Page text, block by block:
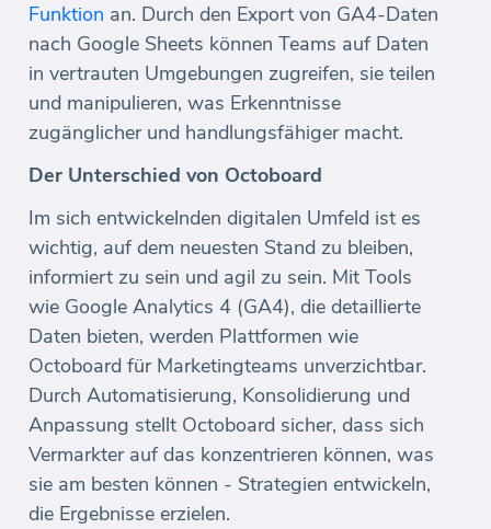
Funktion an. Durch den Export von GA4-Daten
nach Google Sheets können Teams auf Daten
in vertrauten Umgebungen zugreifen, sie teilen
und manipulieren, was Erkenntnisse
zugänglicher und handlungsfähiger macht.
Der Unterschied von Octoboard
Im sich entwickelnden digitalen Umfeld ist es
wichtig, auf dem neuesten Stand zu bleiben,
informiert zu sein und agil zu sein. Mit Tools
wie Google Analytics 4 (GA4), die detaillierte
Daten bieten, werden Plattformen wie
Octoboard für Marketingteams unverzichtbar.
Durch Automatisierung, Konsolidierung und
Anpassung stellt Octoboard sicher, dass sich
Vermarkter auf das konzentrieren können, was
sie am besten können - Strategien entwickeln,
die Ergebnisse erzielen.